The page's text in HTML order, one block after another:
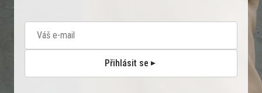
Přihlásit se